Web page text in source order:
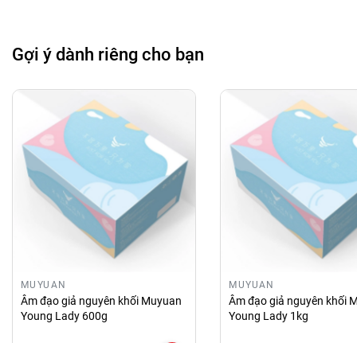
Gợi ý dành riêng cho bạn
MUYUAN
Âm đạo giả nguyên khối Muyuan
Young Lady 600g
MUYUAN
Âm đạo giả nguyên khối
Young Lady 1kg